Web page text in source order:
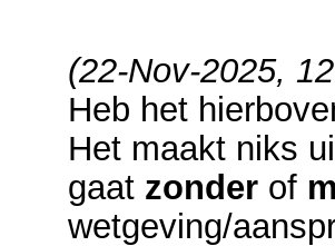
(22-Nov-2025,
Heb het
Het maakt niks
gaat zonder of
wetgeving/